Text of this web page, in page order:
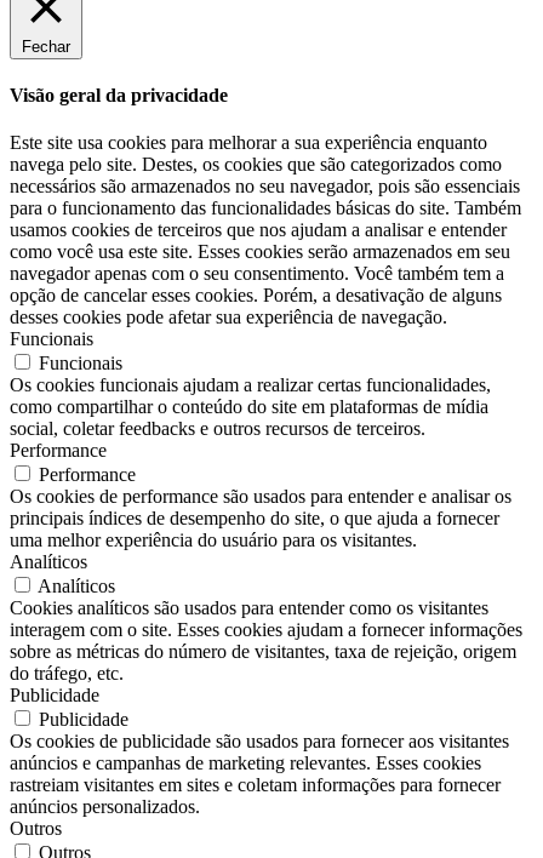
Fechar
Visão geral da privacidade
Este site usa cookies para melhorar a sua experiência enquanto
navega pelo site. Destes, os cookies que são categorizados como
necessários são armazenados no seu navegador, pois são essenciais
para o funcionamento das funcionalidades básicas do site. Também
usamos cookies de terceiros que nos ajudam a analisar e entender
como você usa este site. Esses cookies serão armazenados em seu
navegador apenas com o seu consentimento. Você também tem a
opção de cancelar esses cookies. Porém, a desativação de alguns
desses cookies pode afetar sua experiência de navegação.
Funcionais
Funcionais
Os cookies funcionais ajudam a realizar certas funcionalidades,
como compartilhar o conteúdo do site em plataformas de mídia
social, coletar feedbacks e outros recursos de terceiros.
Performance
Performance
Os cookies de performance são usados ​​para entender e analisar os
principais índices de desempenho do site, o que ajuda a fornecer
uma melhor experiência do usuário para os visitantes.
Analíticos
Analíticos
Cookies analíticos são usados ​​para entender como os visitantes
interagem com o site. Esses cookies ajudam a fornecer informações
sobre as métricas do número de visitantes, taxa de rejeição, origem
do tráfego, etc.
Publicidade
Publicidade
Os cookies de publicidade são usados ​​para fornecer aos visitantes
anúncios e campanhas de marketing relevantes. Esses cookies
rastreiam visitantes em sites e coletam informações para fornecer
anúncios personalizados.
Outros
Outros